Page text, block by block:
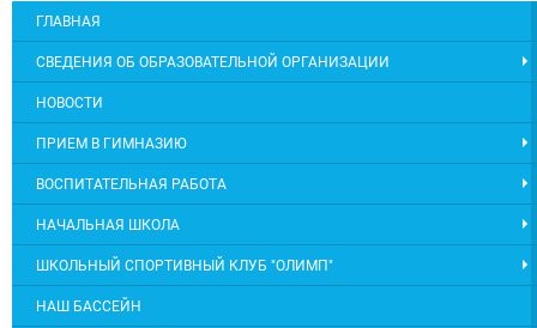
ГЛАВНАЯ
СВЕДЕНИЯ ОБ ОБРАЗОВАТЕЛЬНОЙ ОРГАНИЗАЦИИ
НОВОСТИ
ПРИЕМ В ГИМНАЗИЮ
ВОСПИТАТЕЛЬНАЯ РАБОТА
НАЧАЛЬНАЯ ШКОЛА
ШКОЛЬНЫЙ СПОРТИВНЫЙ КЛУБ "ОЛИМП"
НАШ БАССЕЙН